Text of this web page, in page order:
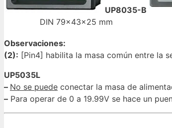
UP8035-B
DIN 79x43x25 mm
Observaciones:
(2): [Pin4] habilita la masa común entre la
UP5035L
– No se puede conectar la masa de
– Para operar de 0 a 19.99V se hace un